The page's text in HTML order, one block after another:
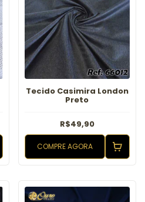
Tecido Casimira London
Preto
R$49,90
COMPRE AGORA